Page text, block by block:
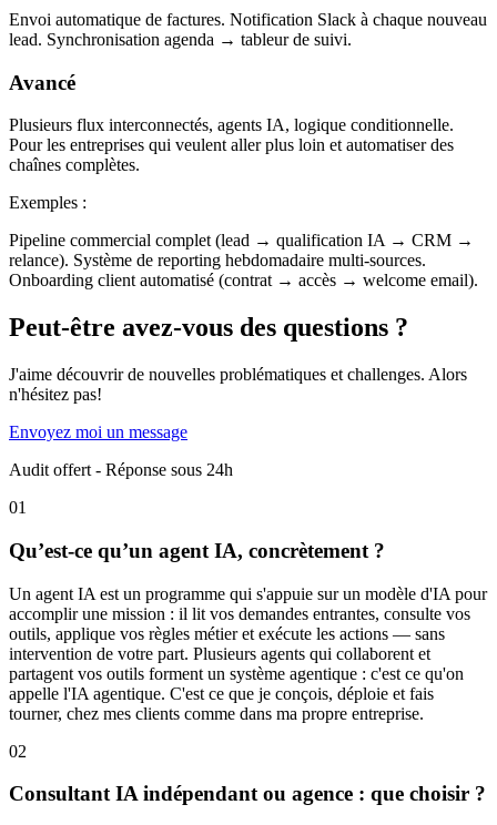
Envoi automatique de factures. Notification Slack à chaque nouveau
lead. Synchronisation agenda → tableur de suivi.
Avancé
Plusieurs flux interconnectés, agents IA, logique conditionnelle.
Pour les entreprises qui veulent aller plus loin et automatiser des
chaînes complètes.
Exemples :
Pipeline commercial complet (lead → qualification IA → CRM →
relance). Système de reporting hebdomadaire multi-sources.
Onboarding client automatisé (contrat → accès → welcome email).
Peut-être avez-vous des questions ?
J'aime découvrir de nouvelles problématiques et challenges. Alors
n'hésitez pas!
Envoyez moi un message
Audit offert - Réponse sous 24h
01
Qu’est-ce qu’un agent IA, concrètement ?
Un agent IA est un programme qui s'appuie sur un modèle d'IA pour
accomplir une mission : il lit vos demandes entrantes, consulte vos
outils, applique vos règles métier et exécute les actions — sans
intervention de votre part. Plusieurs agents qui collaborent et
partagent vos outils forment un système agentique : c'est ce qu'on
appelle l'IA agentique. C'est ce que je conçois, déploie et fais
tourner, chez mes clients comme dans ma propre entreprise.
02
Consultant IA indépendant ou agence : que choisir ?